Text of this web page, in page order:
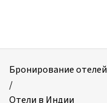
Бронирование отелей
/
Отели в Индии